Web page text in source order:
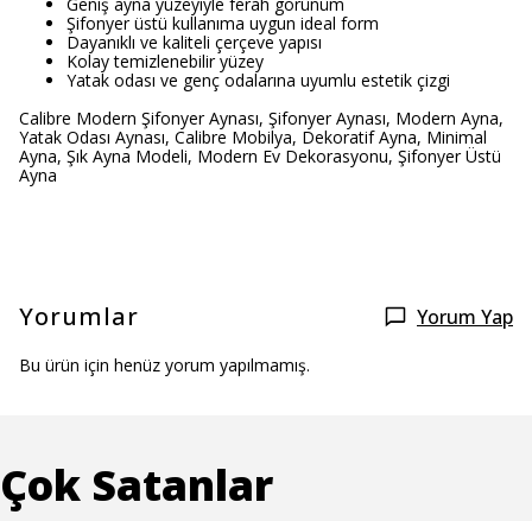
Şifonyer üstü kullanıma uygun ideal form
Dayanıklı ve kaliteli çerçeve yapısı
Kolay temizlenebilir yüzey
Yatak odası ve genç odalarına uyumlu estetik çizgi
Calibre Modern Şifonyer Aynası, Şifonyer Aynası, Modern Ayna,
Yatak Odası Aynası, Calibre Mobilya, Dekoratif Ayna, Minimal
Ayna, Şık Ayna Modeli, Modern Ev Dekorasyonu, Şifonyer Üstü
Ayna
Yorumlar Yorum Yap
Bu ürün için henüz yorum yapılmamış.
Çok Satanlar